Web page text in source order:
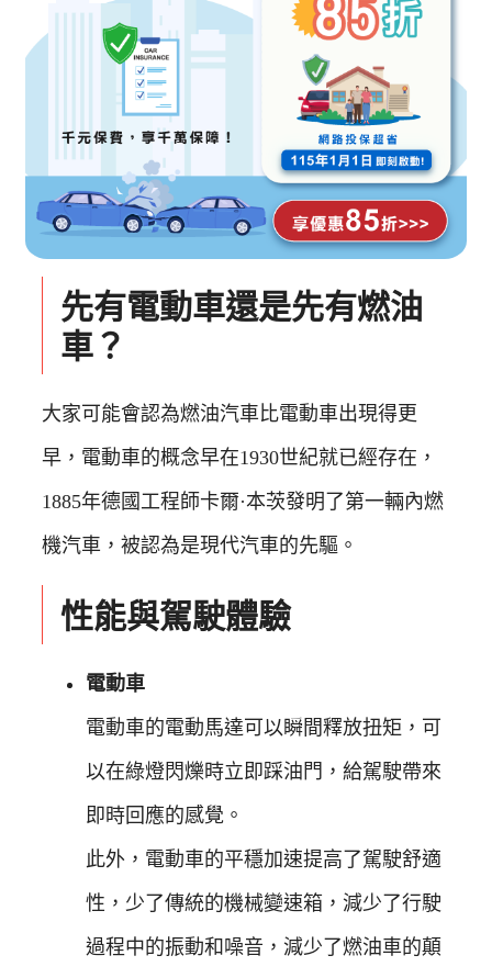
先有電動車還是先有燃油
車？
大家可能會認為燃油汽車比電動車出現得更
早，電動車的概念早在1930世紀就已經存在，
1885年德國工程師卡爾·本茨發明了第一輛內燃
機汽車，被認為是現代汽車的先驅。
性能與駕駛體驗
電動車
電動車的電動馬達可以瞬間釋放扭矩，可
以在綠燈閃爍時立即踩油門，給駕駛帶來
即時回應的感覺。
此外，電動車的平穩加速提高了駕駛舒適
性，少了傳統的機械變速箱，減少了行駛
過程中的振動和噪音，減少了燃油車的顛